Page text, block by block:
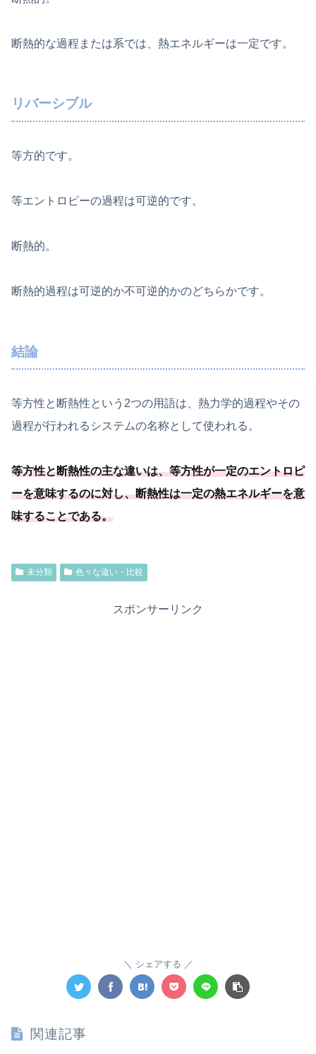
断熱的な過程または系では、熱エネルギーは一定です。
リバーシブル
等方的です。
等エントロピーの過程は可逆的です。
断熱的。
断熱的過程は可逆的か不可逆的かのどちらかです。
結論
等方性と断熱性という2つの用語は、熱力学的過程やその
過程が行われるシステムの名称として使われる。
等方性と断熱性の主な違いは、等方性が一定のエントロピ
ーを意味するのに対し、断熱性は一定の熱エネルギーを意
味することである。
未分類 色々な違い・比較
スポンサーリンク
シェアする
関連記事